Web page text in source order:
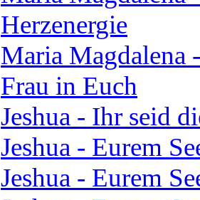
Herzenergie
Maria Magdalena
Frau in Euch
Jeshua - Ihr seid
Jeshua - Eurem
Jeshua - Eurem